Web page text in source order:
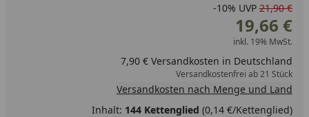
-10% UVP 21,90 €
19,66 €
inkl. 19% MwSt.
7,90 € Versandkosten in Deutschland
Versandkostenfrei ab 21 Stück
Versandkosten nach Menge und Land
Inhalt: 144 Kettenglied (0,14 €/Kettenglied)